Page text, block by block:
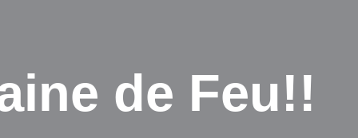
de Feu!!